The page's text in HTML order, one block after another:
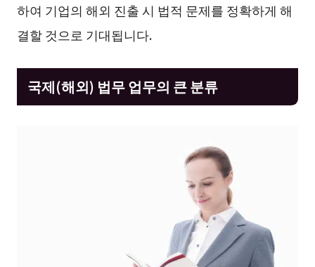
하여 기업의 해외 진출 시 법적 문제를 정확하게 해
결할 것으로 기대됩니다.
국제(해외) 법무 업무의 큰 분류